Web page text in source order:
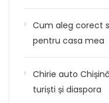
Cum aleg corect
pentru casa mea
Chirie auto
turiști și diaspora